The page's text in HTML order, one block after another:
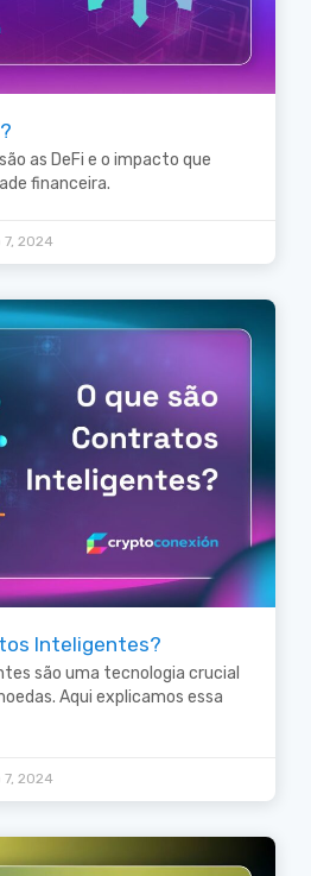
as DeFi e o impacto que
financeira.
2024
Inteligentes?
são uma tecnologia crucial
Aqui explicamos essa
2024